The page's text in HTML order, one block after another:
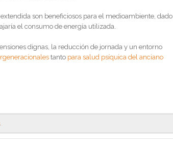
son beneficiosos para el medioambiente, dado
el consumo de energía utilizada.
dignas, la reducción de jornada y un entorno
tanto para salud psíquica del anciano
.